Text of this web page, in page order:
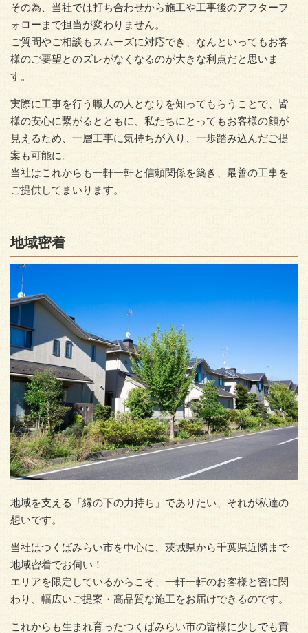
その為、当社では打ち合わせから施工や工事後のアフターフ
ォローまで担当が変わりません。
ご質問やご相談もスムーズに対応でき、なんといってもお客
様のご要望とのズレがなくなるのが大きな利点だと思いま
す。
実際に工事を行う職人の人となりを知ってもらうことで、皆
様の安心に繋がるとともに、私たちにとってもお客様の顔が
見えるため、一層工事に気持ちが入り、一歩踏み込んだご提
案も可能に。
当社はこれからも一軒一軒と信頼関係を築き、最善の工事を
ご提供してまいります。
地域密着
地域を支える「縁の下の力持ち」でありたい、それが私達の
想いです。
当社はつくばみらい市を中心に、茨城県から千葉県近隣まで
地域密着でお伺い！
エリアを限定しているからこそ、一軒一軒のお客様と密に関
わり、幅広いご提案・高品質な施工をお届けできるのです。
これからも生まれ育ったつくばみらい市の皆様に少しでも貢